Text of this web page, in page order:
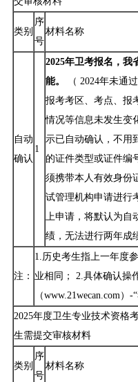
类别
序
号
材料名称
自动
确认
1
2025年卫考报名，我
能。
（ 2024年未通
报考考区、考点、报
情况等信息未发生变
示已自动确认，不用
的证件类型或证件编
须携带本人有效身份
试管理机构申请进行
上申请，将默认为自
绩，无法进行两年成
注：
1.历史考生指上一年度
业相同； 2.具体确认操
（www.21wecan.com）
2025年度卫生专业技术资格
生需提交审核材料
类别
序
号
材料名称